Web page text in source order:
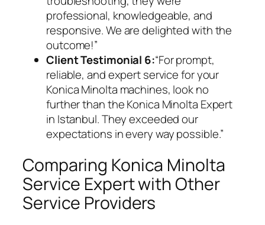
professional, knowledgeable, and
responsive. We are delighted with the
outcome!”
Client Testimonial 6:“For prompt,
reliable, and expert service for your
Konica Minolta machines, look no
further than the Konica Minolta Expert
in Istanbul. They exceeded our
expectations in every way possible.”
Comparing Konica Minolta
Service Expert with Other
Service Providers